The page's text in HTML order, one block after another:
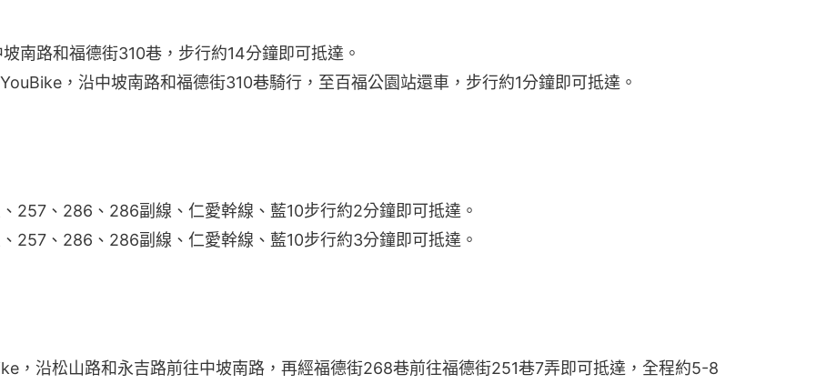
南路和福德街310巷，步行約14分鐘即可抵達。
，沿中坡南路和福德街310巷騎行，至百福公園站還車，步行約1分鐘即可抵達。
257、286、286副線、仁愛幹線、藍10步行約2分鐘即可抵達。
257、286、286副線、仁愛幹線、藍10步行約3分鐘即可抵達。
，沿松山路和永吉路前往中坡南路，再經福德街268巷前往福德街251巷7弄即可抵達，全程約5-8